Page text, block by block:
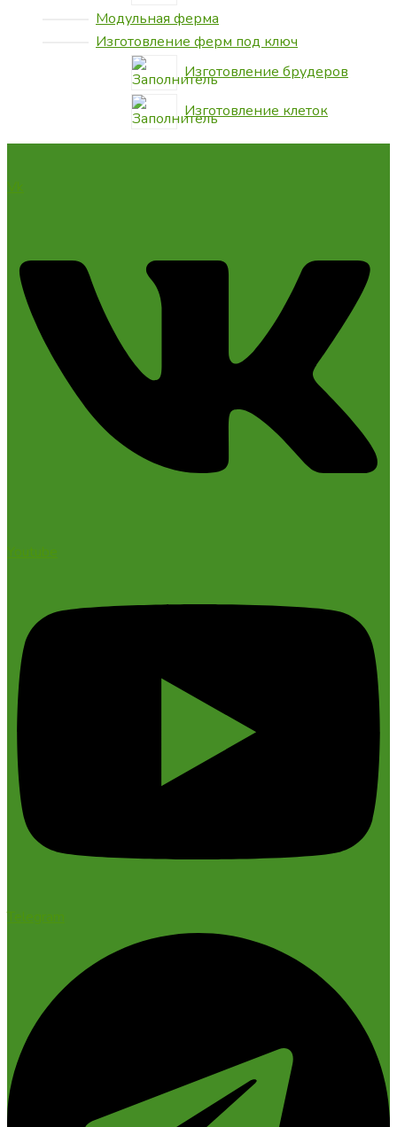
Модульная ферма
Изготовление ферм под ключ
Изготовление брудеров
Изготовление клеток
Vk
Youtube
Telegram